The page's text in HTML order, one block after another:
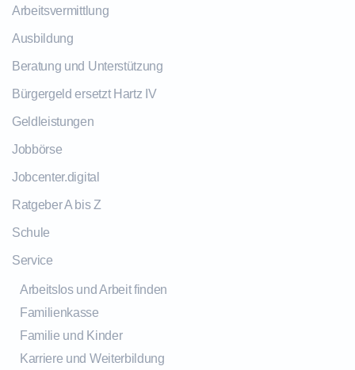
Arbeitsvermittlung
Ausbildung
Beratung und Unterstützung
Bürgergeld ersetzt Hartz IV
Geldleistungen
Jobbörse
Jobcenter.digital
Ratgeber A bis Z
Schule
Service
Arbeitslos und Arbeit finden
Familienkasse
Familie und Kinder
Karriere und Weiterbildung